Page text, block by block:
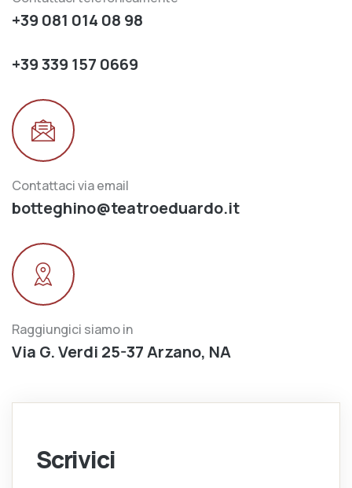
+39 081 014 08 98
+39 339 157 0669
Contattaci via email
botteghino@teatroeduardo.it
Raggiungici siamo in
Via G. Verdi 25-37 Arzano, NA
Scrivici